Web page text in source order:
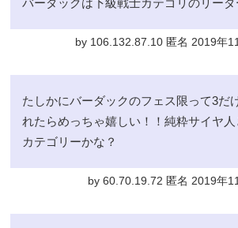
バーダックは下級戦士カテゴリのリーダ
by 106.132.87.10 匿名 2019年
たしかにバーダックのフェス限って3だ
れたらめっちゃ嬉しい！！純粋サイヤ
カテゴリーかな？
by 60.70.19.72 匿名 2019年